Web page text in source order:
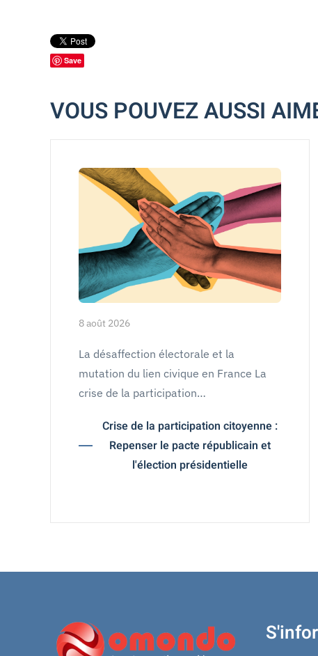
Save
VOUS POUVEZ AUSSI
8 août 2026
La désaffection électorale et la
mutation du lien civique en France La
crise de la participation…
Crise de la participation citoyenne :
Repenser le pacte républicain et
l'élection présidentielle